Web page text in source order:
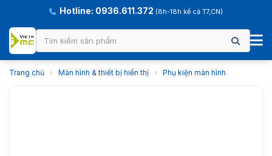
Hotline: 0936.611.372 (8h-18h kể cả T7,CN)
Trang chủ › Màn hình & thiết bị hiển thị › Phụ kiện màn hình